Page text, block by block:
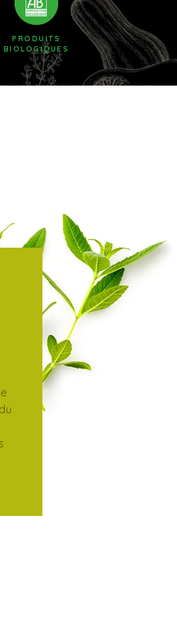
PRODUITS
BIOLOGIQUES